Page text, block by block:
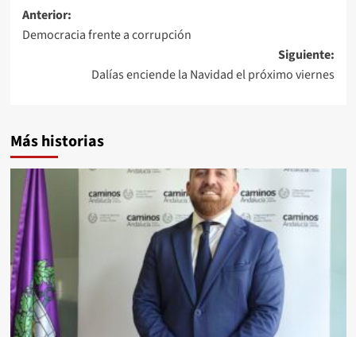
Navegación
de
entradas
Anterior:
Democracia frente a corrupción
Siguiente:
Dalías enciende la Navidad el próximo viernes
Más historias